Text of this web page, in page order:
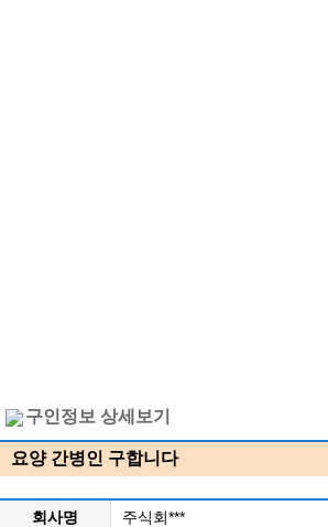
구인정보 상세보기
요양 간병인 구합니다
회사명
주식회***